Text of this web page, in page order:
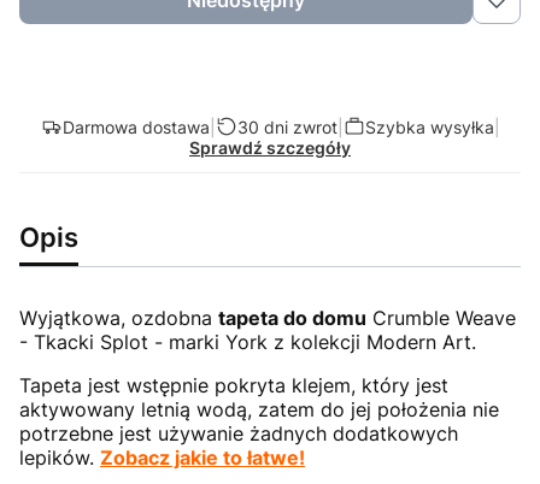
Darmowa dostawa 30 dni zwrot| Szybka wysyłka
Sprawdź szczegóły
Opis
Wyjątkowa, ozdobna tapeta do domu Crumble Weave
- Tkacki Splot - marki York z kolekcji Modern Art.
Tapeta jest wstępnie pokryta klejem, który jest
aktywowany letnią wodą, zatem do jej położenia nie
potrzebne jest używanie żadnych dodatkowych
lepików. Zobacz jakie to łatwe!